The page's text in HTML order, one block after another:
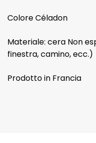
Colore Céladon
Materiale: cera Non
finestra, camino, ecc.)
Prodotto in Francia